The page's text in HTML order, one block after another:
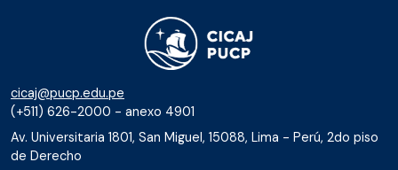
cicaj@pucp.edu.pe
(+511) 626-2000 - anexo 4901
Av. Universitaria 1801, San Miguel, 15088, Lima - Perú, 2do piso
de Derecho